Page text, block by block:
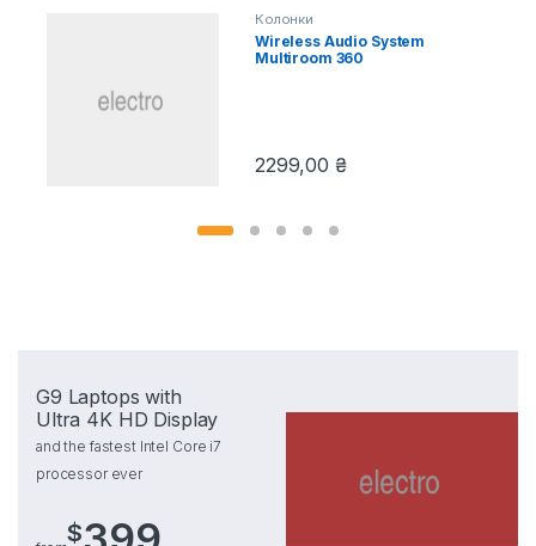
Колонки
Wireless Audio System
Multiroom 360
2299,00 ₴
G9 Laptops with
Ultra 4K HD Display
and the fastest Intel Core i7
processor ever
$